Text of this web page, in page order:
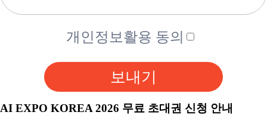
개인정보활용 동의
보내기
AI EXPO KOREA 2026 무료 초대권 신청 안내